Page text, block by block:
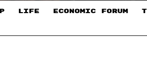
LIFE ECONOMIC FORUM